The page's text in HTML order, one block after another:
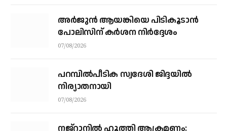
അര്‍ജുന്‍ ആയങ്കിയെ പിടികൂടാന്‍
പോലിസിന് കര്‍ശന നിര്‍ദ്ദേശം
07/08/2026
പറമ്പിൽപീടിക സ്വദേശി ജിദ്ദയിൽ
നിര്യാതനായി
07/08/2026
നജ്‌റാനില്‍ ഹൂത്തി ആക്രമണം: